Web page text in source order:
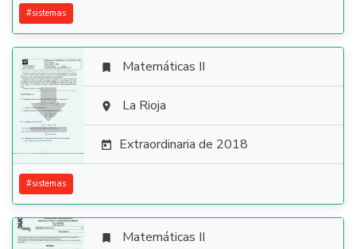
#sistemas

 Matemáticas II
 La Rioja
 Extraordinaria de 2018
#sistemas
 Matemáticas II